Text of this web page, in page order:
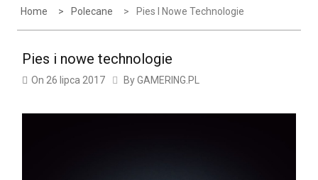
Home
Polecane Pies I Nowe Technologie
Pies i nowe technologie
On 26 lipca 2017 ByGAMERING.PL